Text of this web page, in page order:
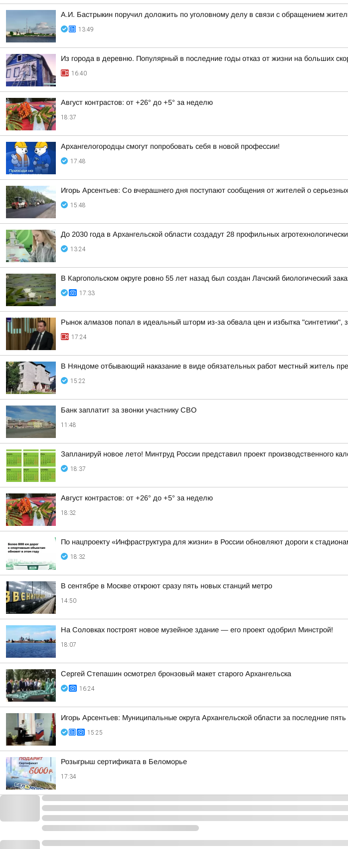
А.И. Бастрыкин поручил доложить по уголовному делу в связи с обращением
13:49
Из города в деревню. Популярный в последние годы отказ от жизни на больших
16:40
Август контрастов: от +26° до +5° за неделю
18:37
Архангелогородцы смогут попробовать себя в новой профессии!
17:48
Игорь Арсентьев: Со вчерашнего дня поступают сообщения от жителей о
15:48
До 2030 года в Архангельской области создадут 28 профильных
13:24
В Каргопольском округе ровно 55 лет назад был создан Лачский биологический
17:33
Рынок алмазов попал в идеальный шторм из-за обвала цен и избытка
17:24
В Няндоме отбывающий наказание в виде обязательных работ местный житель
15:22
Банк заплатит за звонки участнику СВО
11:48
Запланируй новое лето! Минтруд России представил проект производственного
18:37
Август контрастов: от +26° до +5° за неделю
18:32
По нацпроекту «Инфраструктура для жизни» в России обновляют дороги к
18:32
В сентябре в Москве откроют сразу пять новых станций метро
14:50
На Соловках построят новое музейное здание — его проект одобрил Минстрой!
18:07
Сергей Степашин осмотрел бронзовый макет старого Архангельска
16:24
Игорь Арсентьев: Муниципальные округа Архангельской области за последние
15:25
Розыгрыш сертификата в Беломорье
17:34